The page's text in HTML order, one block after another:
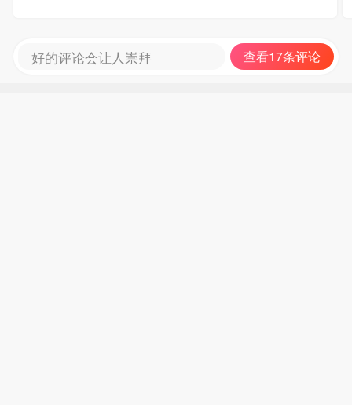
好的评论会让人崇拜 查看17条评论